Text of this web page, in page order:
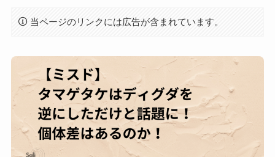
当ページのリンクには広告が含まれています。